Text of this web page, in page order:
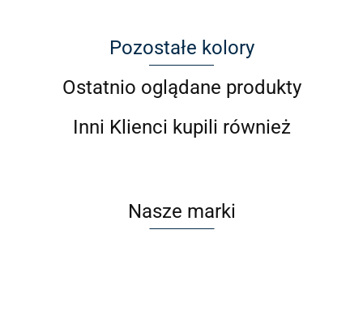
Pozostałe kolory
Ostatnio oglądane produkty
Inni Klienci kupili również
Nasze marki